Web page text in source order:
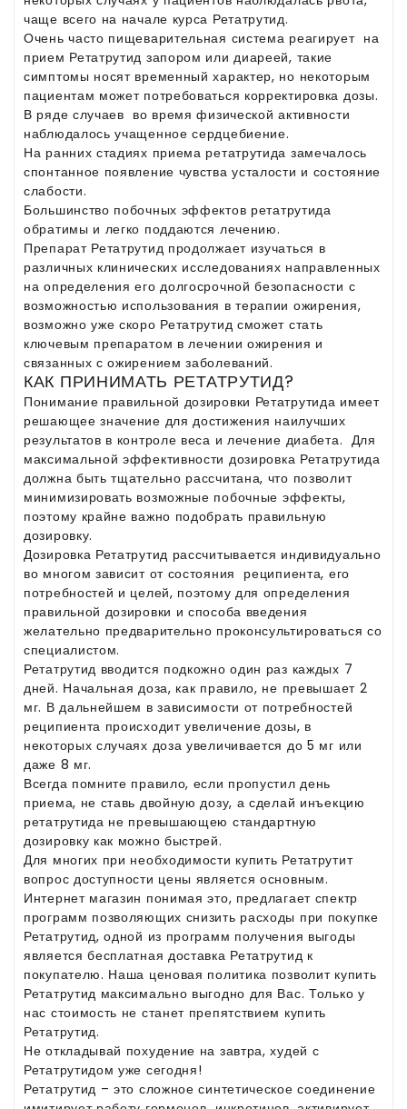
чаще всего на начале курса Ретатрутид.
Очень часто пищеварительная система реагирует на
прием Ретатрутид запором или диареей, такие
симптомы носят временный характер, но некоторым
пациентам может потребоваться корректировка дозы.
В ряде случаев во время физической активности
наблюдалось учащенное сердцебиение.
На ранних стадиях приема ретатрутида замечалось
спонтанное появление чувства усталости и состояние
слабости.
Большинство побочных эффектов ретатрутида
обратимы и легко поддаются лечению.
Препарат Ретатрутид продолжает изучаться в
различных клинических исследованиях направленных
на определения его долгосрочной безопасности с
возможностью использования в терапии ожирения,
возможно уже скоро Ретатрутид сможет стать
ключевым препаратом в лечении ожирения и
связанных с ожирением заболеваний.
КАК ПРИНИМАТЬ РЕТАТРУТИД?
Понимание правильной дозировки Ретатрутида имеет
решающее значение для достижения наилучших
результатов в контроле веса и лечение диабета. Для
максимальной эффективности дозировка Ретатрутида
должна быть тщательно рассчитана, что позволит
минимизировать возможные побочные эффекты,
поэтому крайне важно подобрать правильную
дозировку.
Дозировка Ретатрутид рассчитывается индивидуально
во многом зависит от состояния реципиента, его
потребностей и целей, поэтому для определения
правильной дозировки и способа введения
желательно предварительно проконсультироваться со
специалистом.
Ретатрутид вводится подкожно один раз каждых 7
дней. Начальная доза, как правило, не превышает 2
мг. В дальнейшем в зависимости от потребностей
реципиента происходит увеличение дозы, в
некоторых случаях доза увеличивается до 5 мг или
даже 8 мг.
Всегда помните правило, если пропустил день
приема, не ставь двойную дозу, а сделай инъекцию
ретатрутида не превышающею стандартную
дозировку как можно быстрей.
Для многих при необходимости купить Ретатрутит
вопрос доступности цены является основным.
Интернет магазин понимая это, предлагает спектр
программ позволяющих снизить расходы при покупке
Ретатрутид, одной из программ получения выгоды
является бесплатная доставка Ретатрутид к
покупателю. Наша ценовая политика позволит купить
Ретатрутид максимально выгодно для Вас. Только у
нас стоимость не станет препятствием купить
Ретатрутид.
Не откладывай похудение на завтра, худей с
Ретатрутидом уже сегодня!
Ретатрутид – это сложное синтетическое соединение